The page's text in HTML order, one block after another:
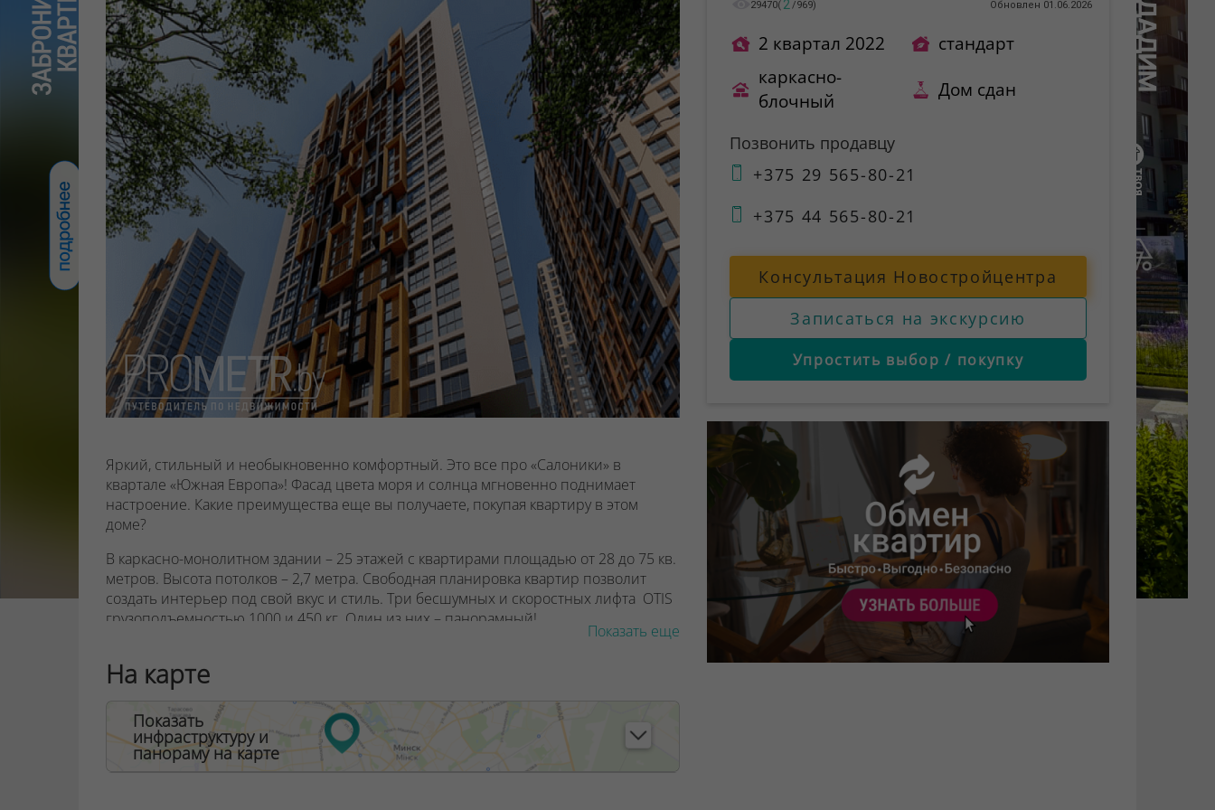
Яркий, стильный и необыкновенно комфортный. Это все про «Салоники» в
квартале «Южная Европа»! Фасад цвета моря и солнца мгновенно поднимает
настроение. Какие преимущества еще вы получаете, покупая квартиру в этом
доме?
В каркасно-монолитном здании – 25 этажей с квартирами площадью от 28 до 75 кв.
метров. Высота потолков – 2,7 метра. Свободная планировка квартир позволит
создать интерьер под свой вкус и стиль. Три бесшумных и скоростных лифта OTIS
грузоподъемностью 1000 и 450 кг. Один из них – панорамный!
потолка до пола, а также с остекленными лоджиями, «французскими» балконами и
открытыми террасами – каждый найдет подходящий вариант. Нижняя часть
сплошного остекления не открывается и снабжена усиленными небьющимися
двухкамерными стеклопакетами ведущих мировых производителей – для
безопасности и удобства жильцов. Также предусмотрены детские замки
Показать еще
На карте
Показать
инфраструктуру и
панораму на карте
29470( 2 /969) Обновлен 01.06.2026
2 квартал 2022
стандарт
каркасно-
блочный
Дом сдан
Позвонить продавцу
+375 29 565-80-21
+375 44 565-80-21
Консультация Новостройцентра
Записаться на экскурсию
Упростить выбор / покупку